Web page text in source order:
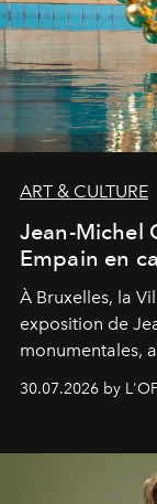
ART & CULTURE
Jean-Michel
Empain en
À Bruxelles, la
exposition de
monumentales,
soufflé, l’artiste
émotionnel où
émerveillement.
30.07.2026 by